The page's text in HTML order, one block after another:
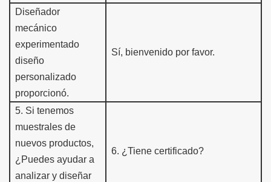
Diseñador
mecánico
experimentado
diseño
personalizado
proporcionó.
Sí, bienvenido por favor.
5. Si tenemos
muestra les de
nuevos productos,
¿Puedes ayudar a
analizar y diseñar
6. ¿Tiene certificado?